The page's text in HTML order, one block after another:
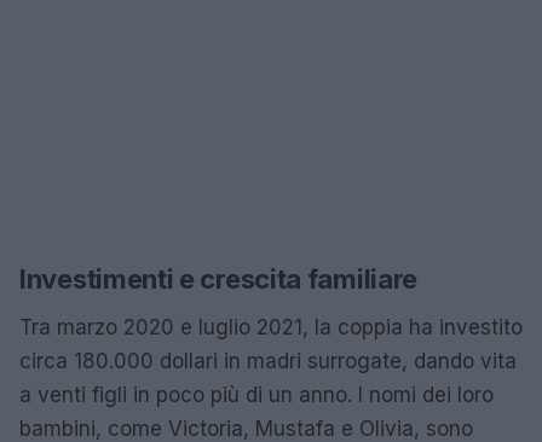
Investimenti e crescita familiare
Tra marzo 2020 e luglio 2021, la coppia ha investito
circa 180.000 dollari in madri surrogate, dando vita
a venti figli in poco più di un anno. I nomi dei loro
bambini, come Victoria, Mustafa e Olivia, sono